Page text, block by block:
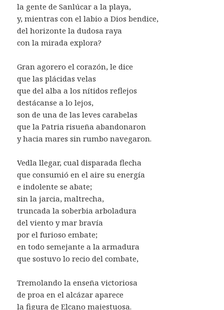
la gente de Sanlúcar a la playa,
y, mientras con el labio a Dios bendice,
del horizonte la dudosa raya
con la mirada explora?
Gran agorero el corazón, le dice
que las plácidas velas
que del alba a los nítidos reflejos
destácanse a lo lejos,
son de una de las leves carabelas
que la Patria risueña abandonaron
y hacia mares sin rumbo navegaron.
Vedla llegar, cual disparada flecha
que consumió en el aire su energía
e indolente se abate;
sin la jarcia, maltrecha,
truncada la soberbia arboladura
del viento y mar bravía
por el furioso embate;
en todo semejante a la armadura
que sostuvo lo recio del combate,
Tremolando la enseña victoriosa
de proa en el alcázar aparece
la figura de Elcano majestuosa.